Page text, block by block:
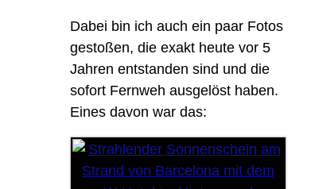
Dabei bin ich auch ein paar Fotos
gestoßen, die exakt heute vor 5
Jahren entstanden sind und die
sofort Fernweh ausgelöst haben.
Eines davon war das: